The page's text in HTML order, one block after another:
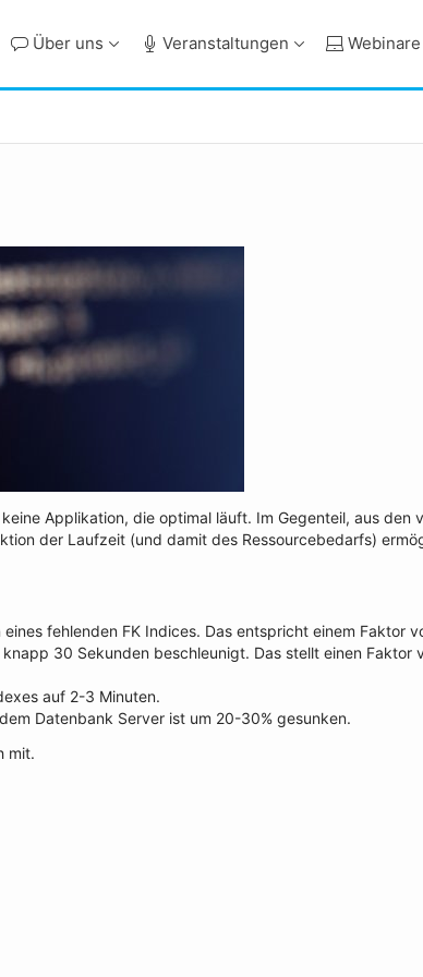
Über uns Veranstaltungen Webinare
Applikation, die optimal läuft. Im Gegenteil, aus den
der Laufzeit (und damit des Ressourcebedarfs)
fehlenden FK Indices. Das entspricht einem Faktor
30 Sekunden beschleunigt. Das stellt einen Faktor
auf 2-3 Minuten.
Datenbank Server ist um 20-30% gesunken.
mit.